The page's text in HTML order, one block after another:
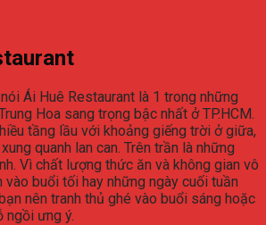
Ái Huê Restaurant là 1 trong những
Hoa sang trọng bậc nhất ở TP.HCM.
tầng lầu với khoảng giếng trời ở giữa,
quanh lan can. Trên trần là những
Vì chất lượng thức ăn và không gian vô
vào buổi tối hay những ngày cuối tuần
nên tranh thủ ghé vào buổi sáng hoặc
ngồi ưng ý.